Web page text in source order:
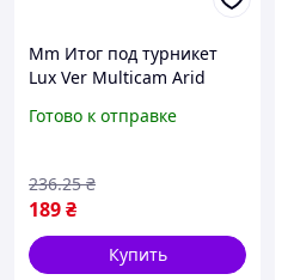
Mm Итог под турникет
Lux Ver Multicam Arid
кровоостанавливающий
Maxi7\Q
Готово к отправке
189₴
236.25 ₴
Купить